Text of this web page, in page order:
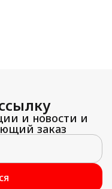
и новости и
заказ